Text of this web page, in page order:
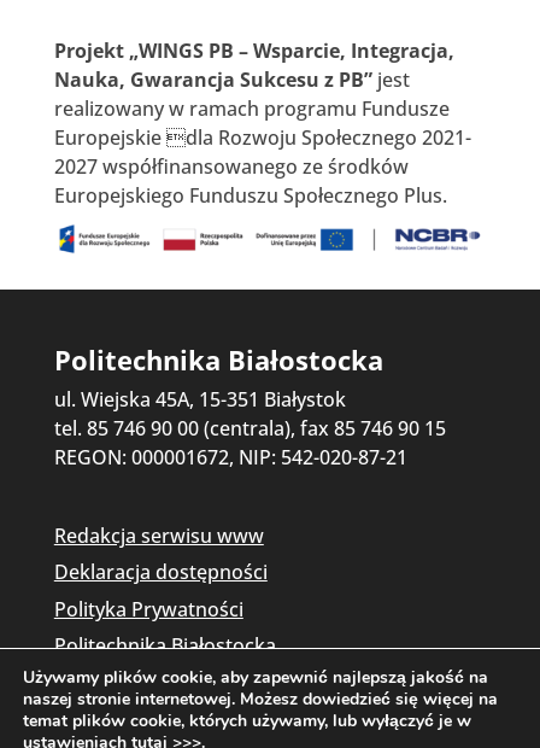
Projekt „WINGS PB – Wsparcie, Integracja,
Nauka, Gwarancja Sukcesu z PB”jest
realizowany w ramach programu Fundusze
Europejskie dla Rozwoju Społecznego 2021-
2027 współfinansowanego ze środków
Europejskiego Funduszu Społecznego Plus.
Politechnika Białostocka
ul. Wiejska 45A, 15-351 Białystok
tel. 85 746 90 00 (centrala), fax 85 746 90 15
REGON: 000001672, NIP: 542-020-87-21
Redakcja serwisu www
Deklaracja dostępności
Polityka Prywatności
Politechnika Białostocka
Używamy plików cookie, aby zapewnić najlepszą jakość na
naszej stronie internetowej. Możesz dowiedzieć się więcej na
temat plików cookie, których używamy, lub wyłączyć je w
ustawieniach tutaj >>>.